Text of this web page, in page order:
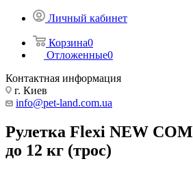
Личный кабинет
Корзина0
Отложенные0
Контактная информация
г. Киев
info@pet-land.com.ua
Рулетка Flexi NEW
до 12 кг (трос)